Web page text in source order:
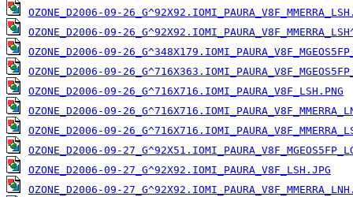
OZONE_D2006-09-
OZONE_D2006-09-
OZONE_D2006-09-
OZONE_D2006-09-
OZONE_D2006-09-26_G^716X716.IOMI_PAURA_V8F_LSH.PNG
OZONE_D2006-09-
OZONE_D2006-09-
OZONE_D2006-09-
OZONE_D2006-09-27_G^92X92.IOMI_PAURA_V8F_LSH.JPG
OZONE_D2006-09-